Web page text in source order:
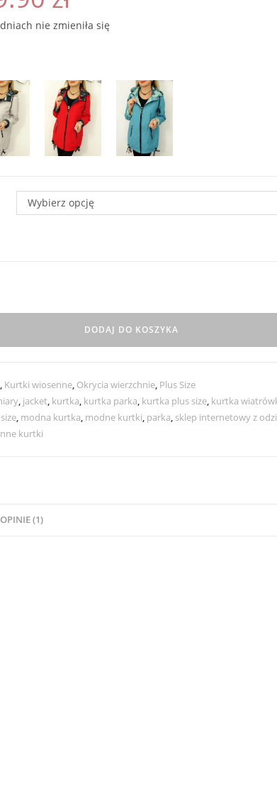
169.90 zł.
nie zmieniła się
Wybierz opcję
DODAJ DO KOSZYKA
, Kurtki wiosenne, Okrycia wierzchnie, Plus Size
, jacket, kurtka, kurtka parka, kurtka plus size, kurtka
, modna kurtka, modne kurtki, parka, sklep internetowy z
kurtki
OPINIE (1)